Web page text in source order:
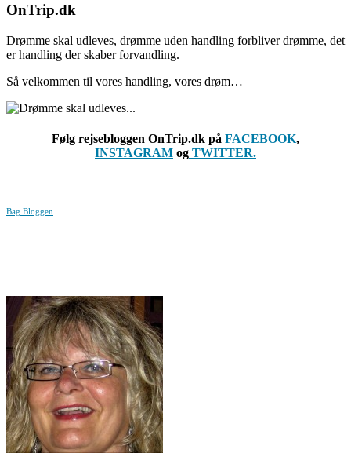
OnTrip.dk
Drømme skal udleves, drømme uden handling forbliver drømme, det
er handling der skaber forvandling.
Så velkommen til vores handling, vores drøm…
Følg rejsebloggen OnTrip.dk på FACEBOOK,
INSTAGRAM og TWITTER.
Bag Bloggen